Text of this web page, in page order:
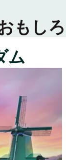
もし
ム